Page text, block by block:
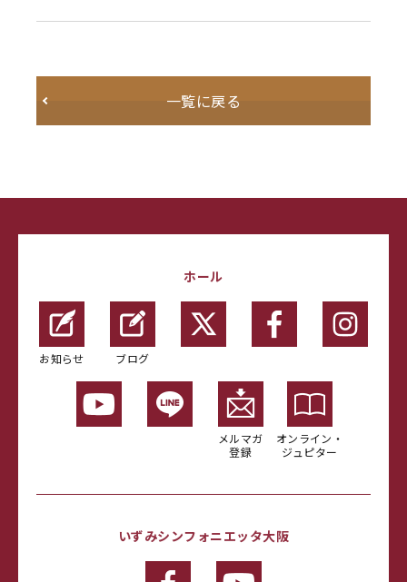
一覧に戻る
ホール
お知らせ ブログ
メルマガ
登録
オンライン・
ジュピター
いずみシンフォニエッタ大阪